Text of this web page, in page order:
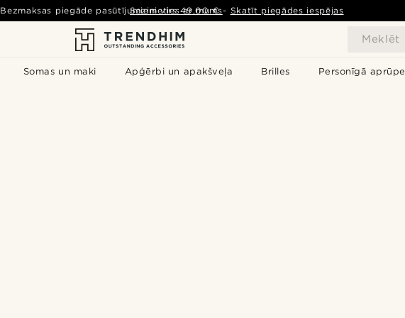
Meklēt
Somas un maki Apģērbi un apakšveļa Brilles Personīgā aprūpe
Bezmaksas piegāde pasūtījumiem virs49,00 € - Skatīt piegādes iespējas
Sazinieties ar mums